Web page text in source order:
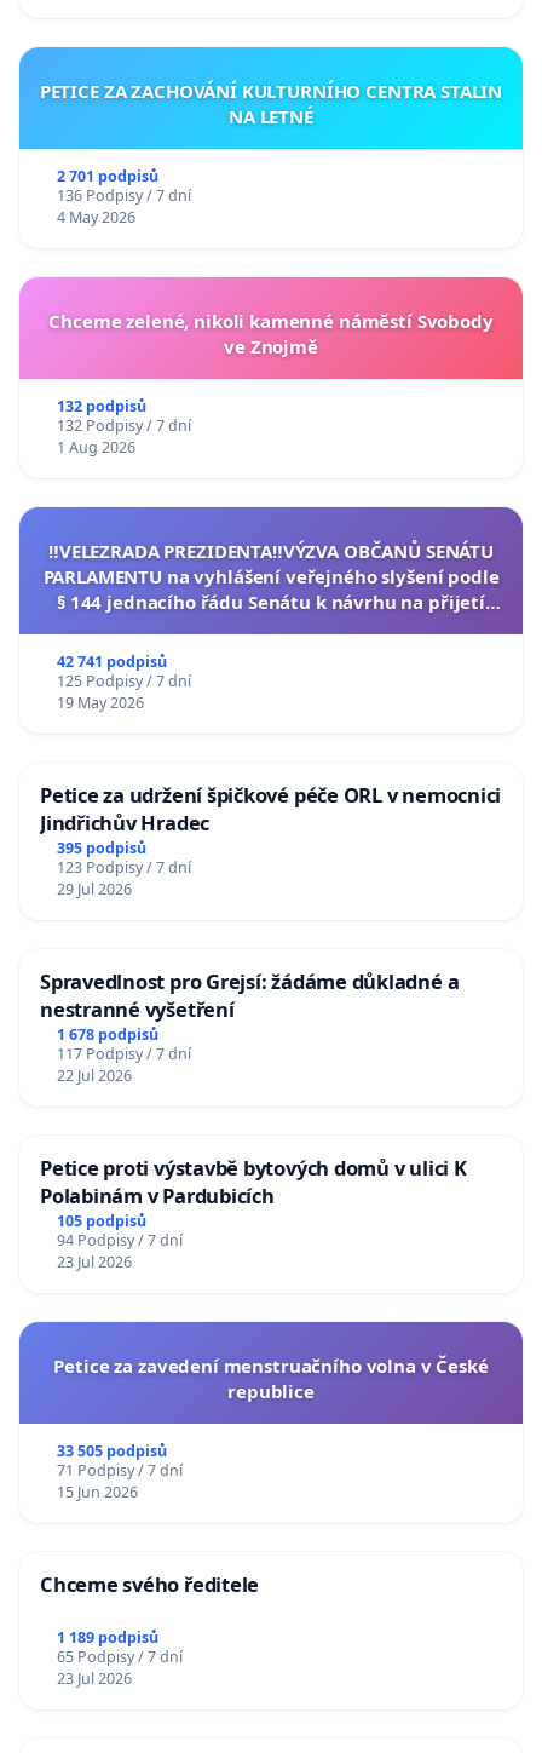
PETICE ZA ZACHOVÁNÍ KULTURNÍHO CENTRA STALIN
NA LETNÉ
2 701 podpisů
136 Podpisy / 7 dní
4 May 2026
Chceme zelené, nikoli kamenné náměstí Svobody
ve Znojmě
132 podpisů
132 Podpisy / 7 dní
1 Aug 2026
‼️VELEZRADA PREZIDENTA‼️VÝZVA OBČANŮ SENÁTU
PARLAMENTU na vyhlášení veřejného slyšení podle
§ 144 jednacího řádu Senátu k návrhu na přijetí
42 741 podpisů
125 Podpisy / 7 dní
19 May 2026
Petice za udržení špičkové péče ORL v nemocnici
Jindřichův Hradec
395 podpisů
123 Podpisy / 7 dní
29 Jul 2026
Spravedlnost pro Grejsí: žádáme důkladné a
nestranné vyšetření
1 678 podpisů
117 Podpisy / 7 dní
22 Jul 2026
Petice proti výstavbě bytových domů v ulici K
Polabinám v Pardubicích
105 podpisů
94 Podpisy / 7 dní
23 Jul 2026
Petice za zavedení menstruačního volna v České
republice
33 505 podpisů
71 Podpisy / 7 dní
15 Jun 2026
Chceme svého ředitele
1 189 podpisů
65 Podpisy / 7 dní
23 Jul 2026